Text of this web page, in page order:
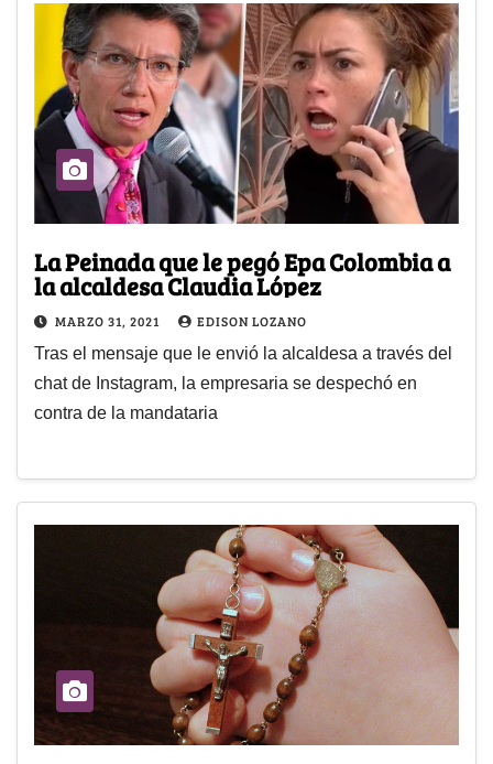
La Peinada que le pegó Epa Colombia a
la alcaldesa Claudia López
MARZO 31, 2021 EDISON LOZANO
Tras el mensaje que le envió la alcaldesa a través del
chat de Instagram, la empresaria se despechó en
contra de la mandataria